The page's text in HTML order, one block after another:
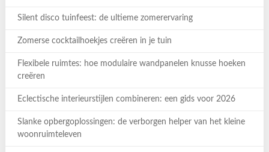
Silent disco tuinfeest: de ultieme zomerervaring
Zomerse cocktailhoekjes creëren in je tuin
Flexibele ruimtes: hoe modulaire wandpanelen knusse hoeken
creëren
Eclectische interieurstijlen combineren: een gids voor 2026
Slanke opbergoplossingen: de verborgen helper van het kleine
woonruimteleven